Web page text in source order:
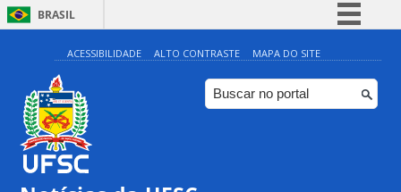
BRASIL
Simplifique!
Comunica BR
Participe
ACESSIBILIDADE ALTO CONTRASTE MAPA DO SITE